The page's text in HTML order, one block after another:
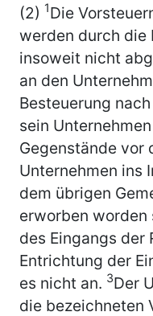
(2) 1Die
werden durch die
insoweit nicht
an den
Besteuerung
sein
Gegenstände vor
Unternehmen ins
dem übrigen
erworben worden
des Eingangs der
Entrichtung der
es nicht an. 3Der
die bezeichneten